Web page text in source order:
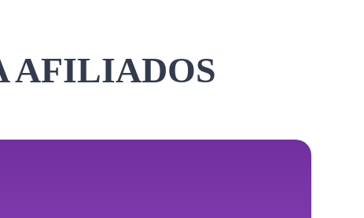
AFILIADOS